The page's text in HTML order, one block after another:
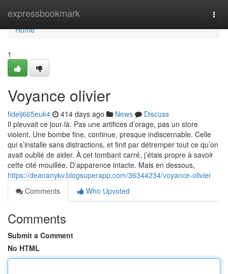
expressbookmark
Home
Home
1
Voyance olivier
fidelj665euk4 414 days ago News
Discuss
Il pleuvait ce jour-là. Pas une artifices d’orage, pas un store
violent. Une bombe fine, continue, presque indiscernable. Celle
qui s’installe sans distractions, et finit par détremper tout ce qu’on
avait oublié de aider. À cet tombant carré, j’étais propre à savoir
cette cité mouillée. D’apparence intacte. Mais en dessous,
https://deananykv.blogsuperapp.com/36344234/voyance-olivier
Comments
Who Upvoted
Comments
Submit a Comment
No HTML